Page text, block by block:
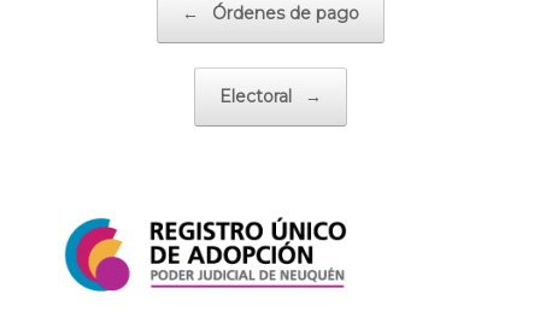
← Órdenes de pago
Electoral →